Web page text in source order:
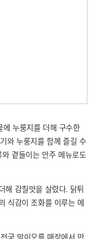
에 누룽지를 더해 구수한
와 누룽지를 함께 즐길 수
곁들이는 안주 메뉴로도
해 감칠맛을 살렸다. 닭튀
식감이 조화를 이루는 메
국 막이오름 매장에서 만